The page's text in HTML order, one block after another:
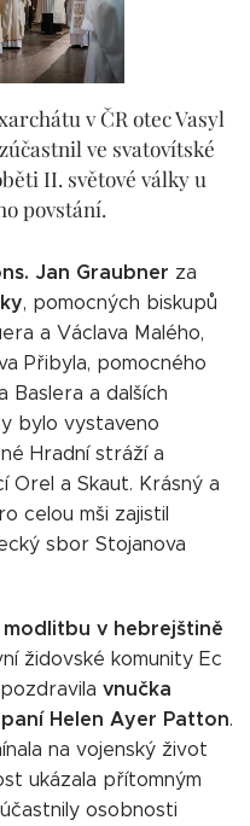
v ČR otec Vasyl
ve svatovítské
II. světové války u
povstání.
Jan Graubner za
, pomocných biskupů
a Václava Malého,
Přibyla, pomocného
Baslera a dalších
bylo vystaveno
Hradní stráží a
Orel a Skaut. Krásný a
celou mši zajistil
sbor Stojanova
modlitbu v hebrejštině
židovské komunity Ec
vnučka
Helen Ayer Patton.
na vojenský život
ukázala přítomným
osobnosti